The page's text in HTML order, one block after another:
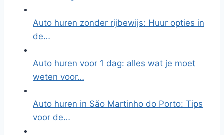
Auto huren zonder rijbewijs: Huur opties in
de…
Auto huren voor 1 dag: alles wat je moet
weten voor…
Auto huren in São Martinho do Porto: Tips
voor de…